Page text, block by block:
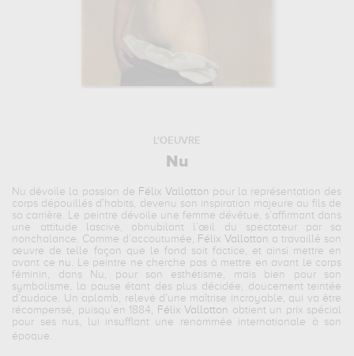
L'OEUVRE
Nu
Nu dévoile la passion de Félix Vallotton pour la représentation des
corps dépouillés d’habits, devenu son inspiration majeure au fils de
sa carrière. Le peintre dévoile une femme dévêtue, s’affirmant dans
une attitude lascive, obnubilant l’œil du spectateur par sa
nonchalance. Comme d’accoutumée, Félix Vallotton a travaillé son
œuvre de telle façon que le fond soit factice, et ainsi mettre en
avant ce nu . Le peintre ne cherche pas à mettre en avant le corps
féminin, dans
Nu , pour son esthétisme, mais bien pour son
symbolisme, la pause étant des plus décidée, doucement teintée
d’audace. Un aplomb, relevé d’une maîtrise incroyable, qui va être
récompensé, puisqu’en 1884, Félix Vallotton obtient un prix spécial
pour ses nus, lui insufflant une renommée internationale à son
époque.